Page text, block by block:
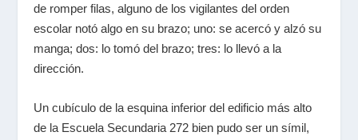
de romper filas, alguno de los vigilantes del orden
escolar notó algo en su brazo; uno: se acercó y alzó su
manga; dos: lo tomó del brazo; tres: lo llevó a la
dirección.
Un cubículo de la esquina inferior del edificio más alto
de la Escuela Secundaria 272 bien pudo ser un símil,